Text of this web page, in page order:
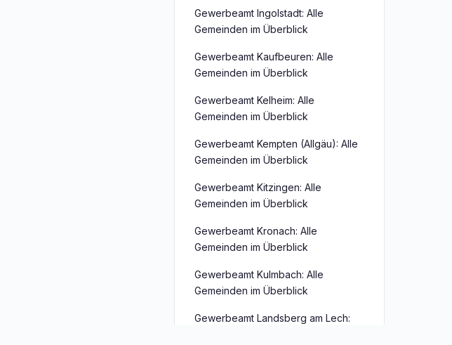
Gewerbeamt Ingolstadt: Alle
Gemeinden im Überblick
Gewerbeamt Kaufbeuren: Alle
Gemeinden im Überblick
Gewerbeamt Kelheim: Alle
Gemeinden im Überblick
Gewerbeamt Kempten (Allgäu): Alle
Gemeinden im Überblick
Gewerbeamt Kitzingen: Alle
Gemeinden im Überblick
Gewerbeamt Kronach: Alle
Gemeinden im Überblick
Gewerbeamt Kulmbach: Alle
Gemeinden im Überblick
Gewerbeamt Landsberg am Lech: